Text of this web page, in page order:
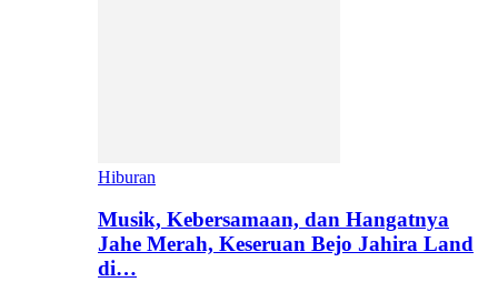
Hiburan
Musik, Kebersamaan, dan Hangatnya
Jahe Merah, Keseruan Bejo Jahira Land
di…